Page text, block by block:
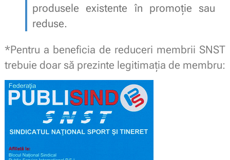
produsele existente în promoție sau
reduse.
*Pentru a beneficia de reduceri membrii SNST
trebuie doar să prezinte legitimaţia de membru: